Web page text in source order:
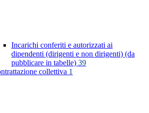
Incarichi conferiti e autorizzati ai
dipendenti (dirigenti e non dirigenti) (da
pubblicare in tabelle) 39
collettiva 1